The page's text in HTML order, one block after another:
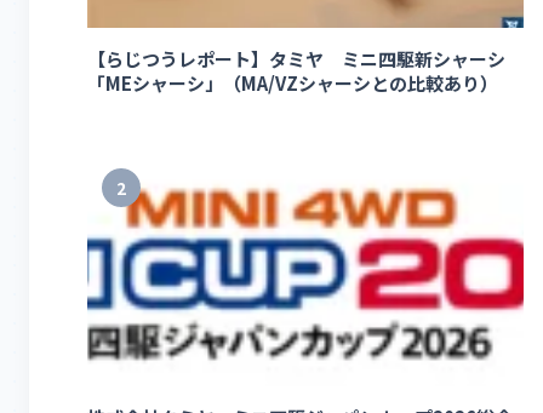
【らじつうレポート】タミヤ ミニ四駆新シャーシ
「MEシャーシ」（MA/VZシャーシとの比較あり）
2